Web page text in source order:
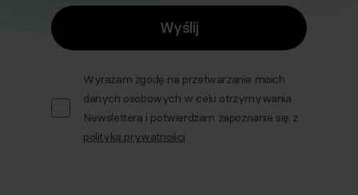
Wyślij
Wyrażam zgodę na przetwarzanie moich
danych osobowych w celu otrzymywania
Newslettera i potwierdzam zapoznanie się z
polityką prywatności.